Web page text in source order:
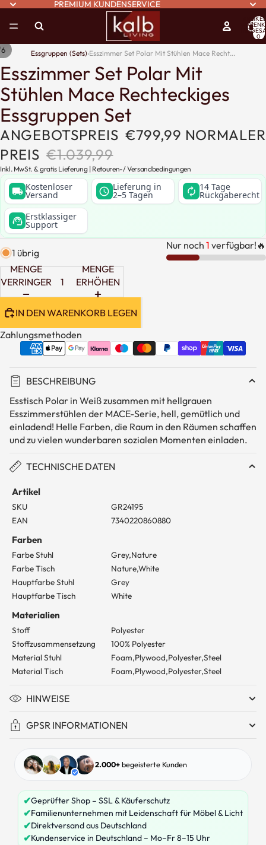
PREMIUM KUNDENSERVICE
0
Essgruppen (Sets)›Esszimmer Set Polar Mit Stühlen Mace Recht...
6
Esszimmer Set Polar Mit
Stühlen Mace Rechteckiges
Essgruppen Set
ANGEBOTSPREIS €799,99 NORMALER
PREIS €1.039,99
Inkl. MwSt. & gratis Lieferung | Retouren-/Versandbedingungen
local_shipping Kostenloser
Versand schedule Lieferung in
2–5 Tagen autorenew 14 Tage
Rückgaberecht
support_agent Erstklassiger
Support
1 übrig
Nur noch 1 verfügbar!🔥
MENGE
VERRINGERN
MENGE
ERHÖHEN
IN DEN WARENKORB LEGEN
Zahlungsmethoden
BESCHREIBUNG
Esstisch Polar in Weiß zusammen mit hellgrauen
Esszimmerstühlen der MACE-Serie, hell, gemütlich und
einladend! Helle Farben, die Raum in den Räumen schaffen
und zu vielen wunderbaren sozialen Momenten einladen.
TECHNISCHE DATEN
Artikel
SKU
GR24195
EAN
7340220860880
Farben
Farbe Stuhl
Grey,Nature
Farbe Tisch
Nature,White
Hauptfarbe Stuhl
Grey
Hauptfarbe Tisch
White
Materialien
Stoff
Polyester
Stoffzusammensetzung
100% Polyester
Material Stuhl
Foam,Plywood,Polyester,Steel
Material Tisch
Foam,Plywood,Polyester,Steel
HINWEISE
GPSR INFORMATIONEN
2.000+begeisterte Kunden
✔Geprüfter Shop – SSL & Käuferschutz
✔Familienunternehmen mit Leidenschaft für Möbel & Licht
✔Direktversand aus Deutschland
✔Kundenservice in Deutschland – Mo–Fr 8–15 Uhr